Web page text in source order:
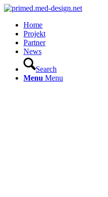
Home
Projekt
Partner
News
Search
Menu Menu